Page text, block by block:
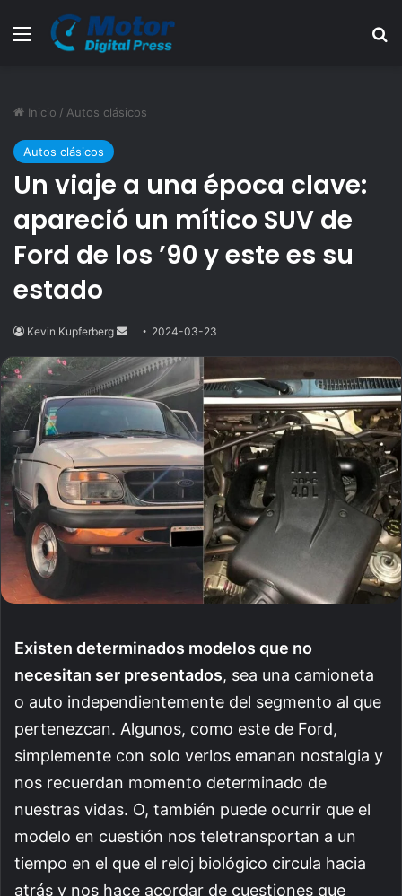
Menú
Inicio / Autos clásicos
Autos clásicos
Un viaje a una época clave:
apareció un mítico SUV de
Ford de los ’90 y este es su
estado
Kevin Kupferberg
Send
email
2024-03-23
Existen determinados modelos que no
necesitan ser presentados, sea una camioneta
o auto independientemente del segmento al que
pertenezcan. Algunos, como este de Ford,
simplemente con solo verlos emanan nostalgia y
nos recuerdan momento determinado de
nuestras vidas. O, también puede ocurrir que el
modelo en cuestión nos teletransportan a un
tiempo en el que el reloj biológico circula hacia
atrás y nos hace acordar de cuestiones que